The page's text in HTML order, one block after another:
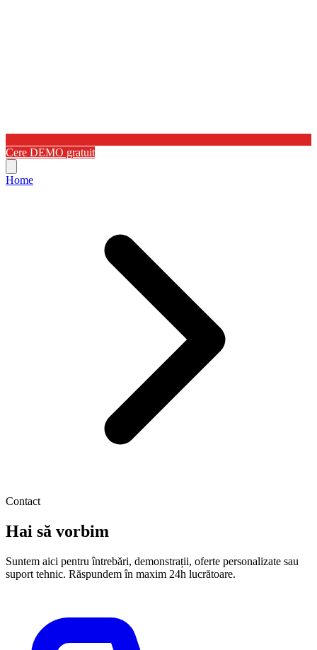
Cere DEMO gratuit
Home
Contact
Hai să vorbim
Suntem aici pentru întrebări, demonstrații, oferte personalizate sau
suport tehnic. Răspundem în maxim 24h lucrătoare.